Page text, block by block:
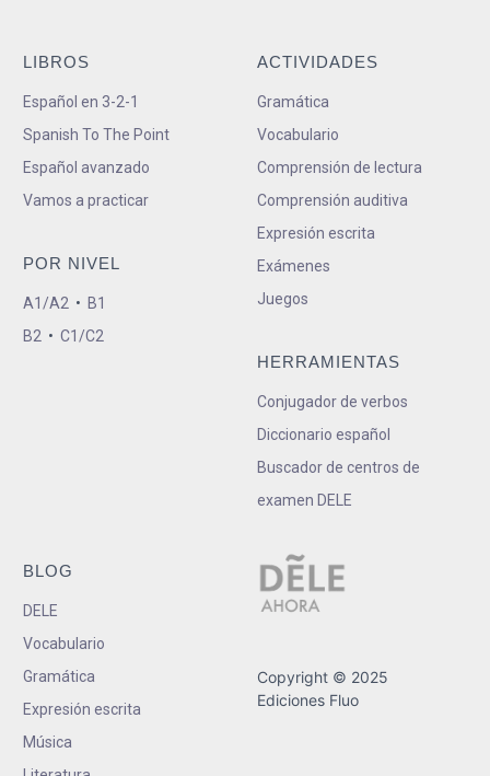
LIBROS
Español en 3-2-1
Spanish To The Point
Español avanzado
Vamos a practicar
POR NIVEL
A1/A2 • B1
B2 • C1/C2
ACTIVIDADES
Gramática
Vocabulario
Comprensión de lectura
Comprensión auditiva
Expresión escrita
Exámenes
Juegos
HERRAMIENTAS
Conjugador de verbos
Diccionario español
Buscador de centros de
examen DELE
BLOG
DELE
Vocabulario
Gramática
Expresión escrita
Música
Copyright © 2025
Ediciones Fluo